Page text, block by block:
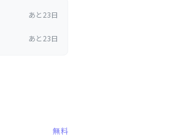
あと23日
あと23日
無料